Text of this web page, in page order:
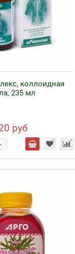
коллоидная
235 мл
руб